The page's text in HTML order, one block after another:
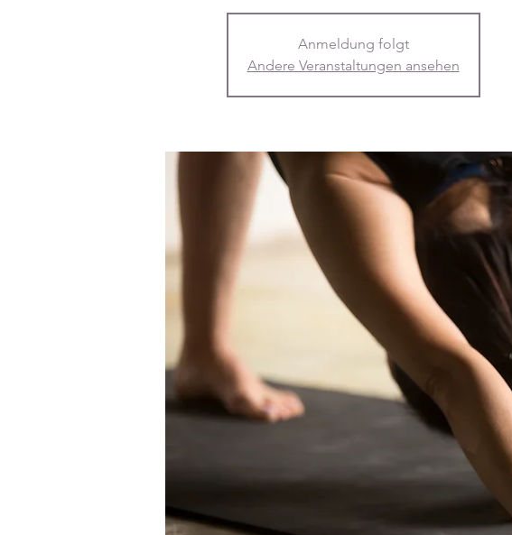
Anmeldung folgt
Andere Veranstaltungen ansehen